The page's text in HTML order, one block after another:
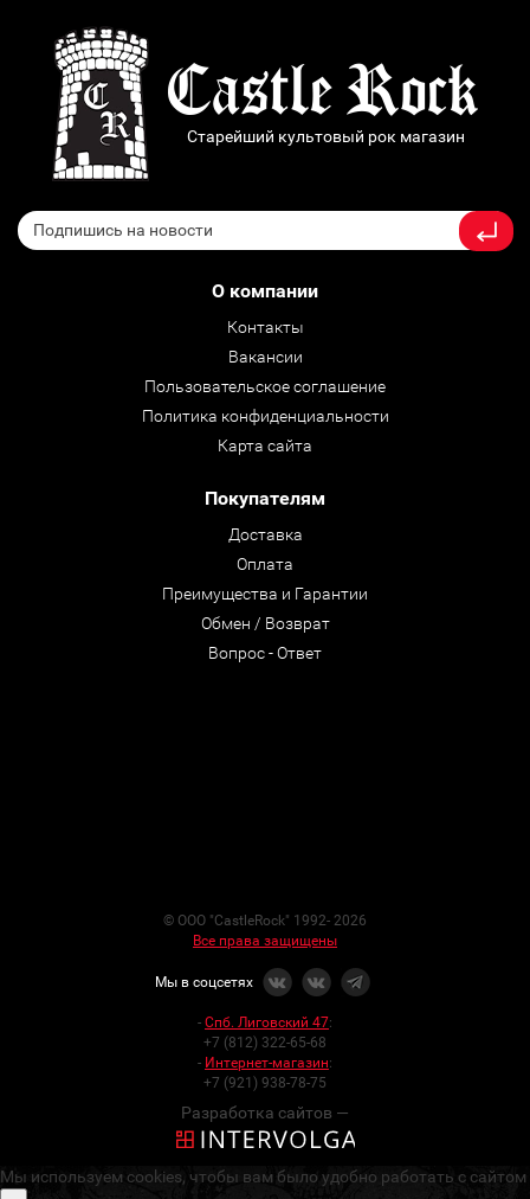
Старейший культовый рок магазин
О компании
Контакты
Вакансии
Пользовательское соглашение
Политика конфиденциальности
Карта сайта
Покупателям
Доставка
Оплата
Преимущества и Гарантии
Обмен / Возврат
Вопрос - Ответ
© ООО "CastleRock" 1992- 2026
Все права защищены
Мы в соцсетях
- Спб. Лиговский 47:
+7 (812) 322-65-68
- Интернет-магазин:
+7 (921) 938-78-75
Разработка сайтов —
Мы используем cookies, чтобы вам было удобно работать с сайтом